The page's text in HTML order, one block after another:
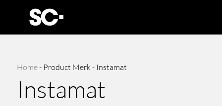
Home- Product Merk- Instamat
Instamat